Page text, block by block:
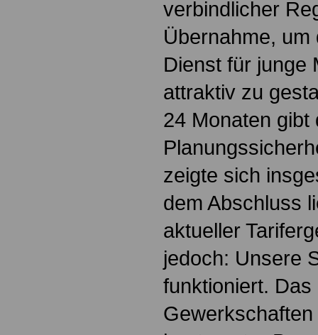
verbindlicher
Übernahme, um
Dienst für junge
attraktiv zu
24 Monaten gibt
zeigte sich
dem Abschluss
aktueller
jedoch: Unsere
funktioniert. Das